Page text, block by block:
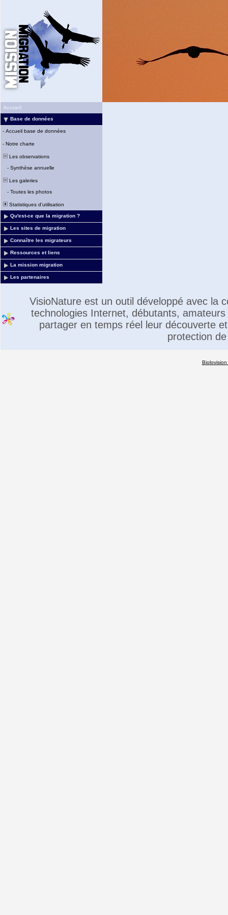
Accueil
Base de données
- Accueil base de données
- Notre charte
Les observations
- Synthèse annuelle
Les galeries
- Toutes les photos
Statistiques d'utilisation
Qu'est-ce que la migration ?
Les sites de migration
Connaître les migrateurs
Ressources et liens
La mission migration
Les partenaires
VisioNature est un outil développé avec la
technologies Internet, débutants,
partager en temps réel leur découverte
protection
Biolovision